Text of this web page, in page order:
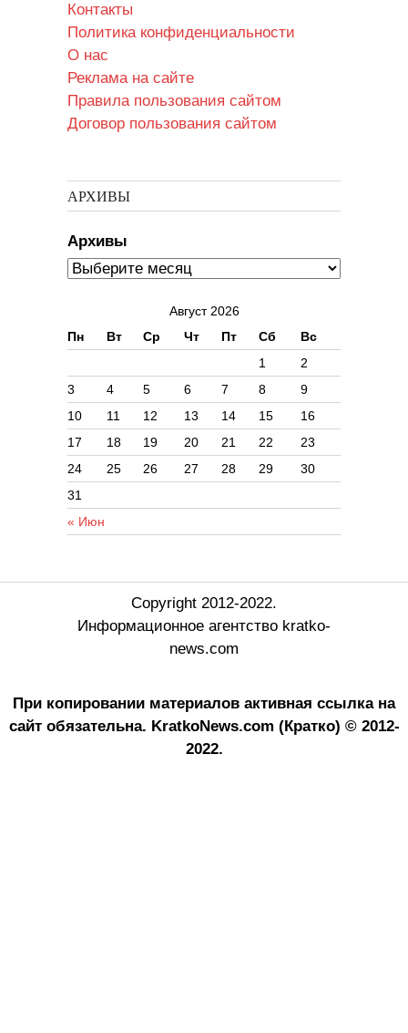
Контакты
Политика конфиденциальности
О нас
Реклама на сайте
Правила пользования сайтом
Договор пользования сайтом
АРХИВЫ
Архивы
Август 2026
Пн
Вт Ср Чт Пт Сб Вс
« Июн
1
2
3
4 5 6 7 8
9
10
11 12 13 14 15
16
17
18 19 20 21 22
23
24
25 26 27 28 29
30
31
Copyright 2012-2022.
Информационное агентство kratko-
news.com
При копировании материалов активная ссылка на
сайт обязательна. KratkoNews.com (Кратко) © 2012-
2022.